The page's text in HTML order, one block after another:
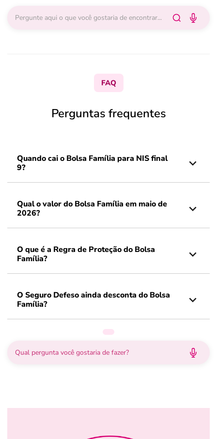
FAQ
Perguntas frequentes
Quando cai o Bolsa Família para NIS final
9?
Qual o valor do Bolsa Família em maio de
2026?
O que é a Regra de Proteção do Bolsa
Família?
O Seguro Defeso ainda desconta do Bolsa
Família?